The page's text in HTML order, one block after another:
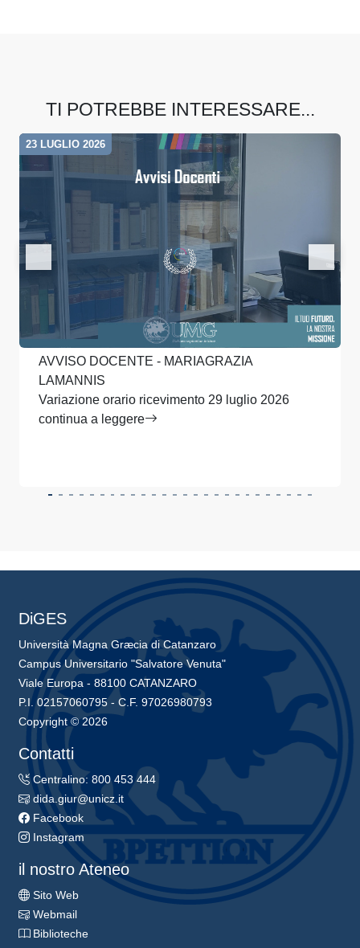
TI POTREBBE INTERESSARE...
23 LUGLIO 2026
AVVISO DOCENTE - MARIAGRAZIA
LAMANNIS
Variazione orario ricevimento 29 luglio 2026
continua a leggere
DiGES
Università Magna Græcia di Catanzaro
Campus Universitario "Salvatore Venuta"
Viale Europa - 88100 CATANZARO
P.I. 02157060795 - C.F. 97026980793
Copyright © 2026
Contatti
Centralino: 800 453 444
dida.giur@unicz.it
Facebook
Instagram
il nostro Ateneo
Sito Web
Webmail
Biblioteche